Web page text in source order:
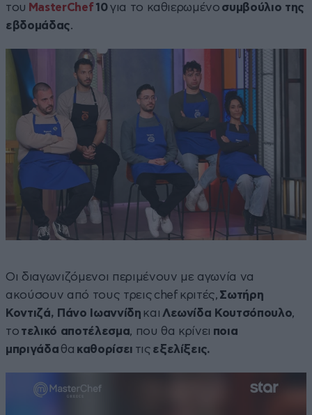
του MasterChef 10για το καθιερωμένο συμβούλιο της
εβδομάδας.
Οι διαγωνιζόμενοι περιμένουν με αγωνία να
ακούσουν από τους τρεις chef κριτές, Σωτήρη
Κοντιζά, Πάνο Ιωαννίδη και Λεωνίδα Κουτσόπουλο,
το τελικό αποτέλεσμα, που θα κρίνει ποια
μπριγάδα θα καθορίσει τις εξελίξεις.